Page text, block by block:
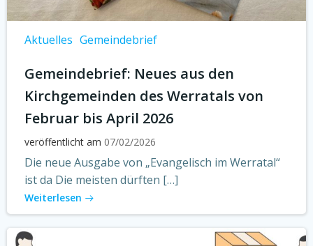
Aktuelles Gemeindebrief
Gemeindebrief: Neues aus den
Kirchgemeinden des Werratals von
Februar bis April 2026
veröffentlicht am 07/02/2026
Die neue Ausgabe von „Evangelisch im Werratal“
ist da Die meisten dürften […]
Weiterlesen